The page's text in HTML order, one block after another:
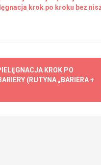
krok po kroku bez
KROK PO
(RUTYNA „BARIERA +